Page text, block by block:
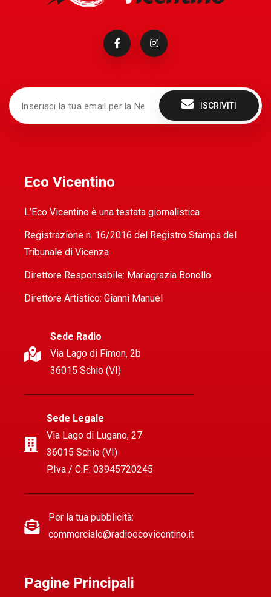
ISCRIVITI
Eco Vicentino
L’Eco Vicentino è una testata giornalistica
Registrazione n. 16/2016 del Registro Stampa del
Tribunale di Vicenza
Direttore Responsabile: Mariagrazia Bonollo
Direttore Artistico: Gianni Manuel
Sede Radio
Via Lago di Fimon, 2b
36015 Schio (VI)
Sede Legale
Via Lago di Lugano, 27
36015 Schio (VI)
P.Iva / C.F.: 03945720245
Per la tua pubblicità:
commerciale@radioecovicentino.it
Pagine Principali